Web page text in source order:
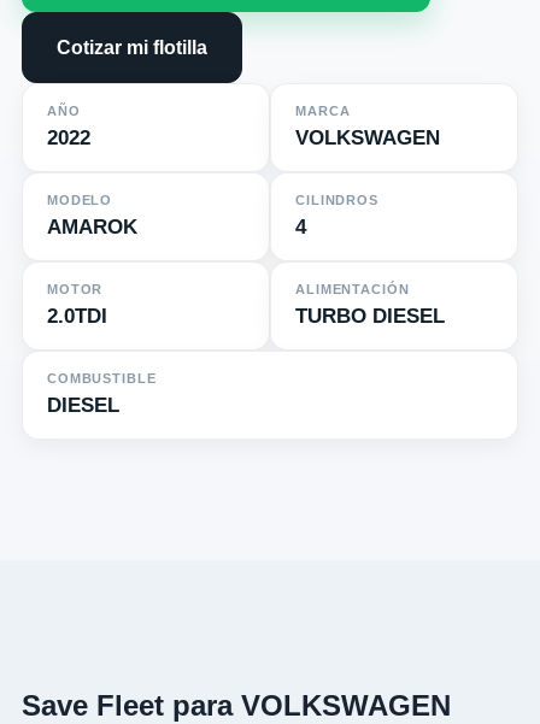
Cotizar mi flotilla
AÑO
2022
MARCA
VOLKSWAGEN
MODELO
AMAROK
CILINDROS
4
MOTOR
2.0TDI
ALIMENTACIÓN
TURBO DIESEL
COMBUSTIBLE
DIESEL
Save Fleet para VOLKSWAGEN